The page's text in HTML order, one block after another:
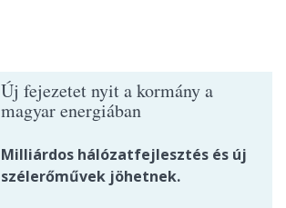
Új fejezetet nyit a kormány a
magyar energiában
Milliárdos hálózatfejlesztés és új
szélerőművek jöhetnek.